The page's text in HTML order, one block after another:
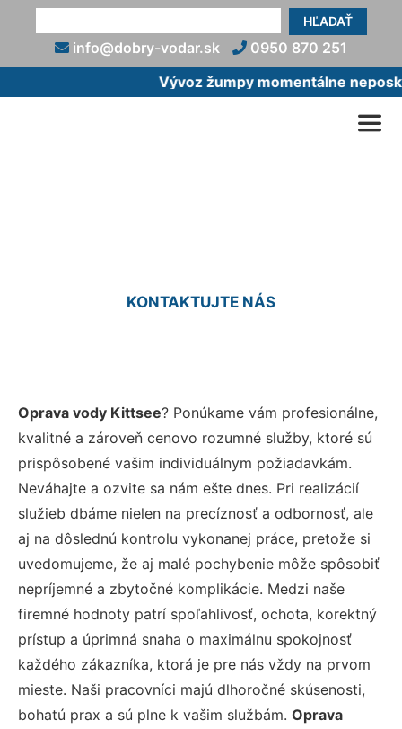
HĽADAŤ
info@dobry-vodar.sk
0950 870 251
Vývoz žumpy momentálne
KONTAKTUJTE NÁS
Oprava vody Kittsee? Ponúkame vám profesionálne,
kvalitné a zároveň cenovo rozumné služby, ktoré sú
prispôsobené vašim individuálnym požiadavkám.
Neváhajte a ozvite sa nám ešte dnes. Pri realizácií
služieb dbáme nielen na precíznosť a odbornosť, ale
aj na dôslednú kontrolu vykonanej práce, pretože si
uvedomujeme, že aj malé pochybenie môže spôsobiť
nepríjemné a zbytočné komplikácie. Medzi naše
firemné hodnoty patrí spoľahlivosť, ochota, korektný
prístup a úprimná snaha o maximálnu spokojnosť
každého zákazníka, ktorá je pre nás vždy na prvom
mieste. Naši pracovníci majú dlhoročné skúsenosti,
bohatú prax a sú plne k vašim službám. Oprava